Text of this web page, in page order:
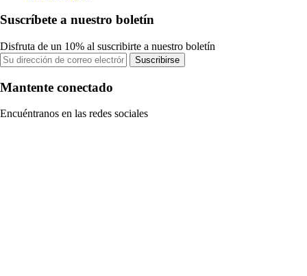
Suscríbete a nuestro boletín
Disfruta de un 10% al suscribirte a nuestro boletín
Suscribirse
Mantente conectado
Encuéntranos en las redes sociales